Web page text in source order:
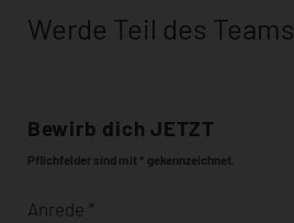
Werde Teil des Teams
Bewirb dich JETZT
Pflichfelder sind mit * gekennzeichnet.
Anrede *